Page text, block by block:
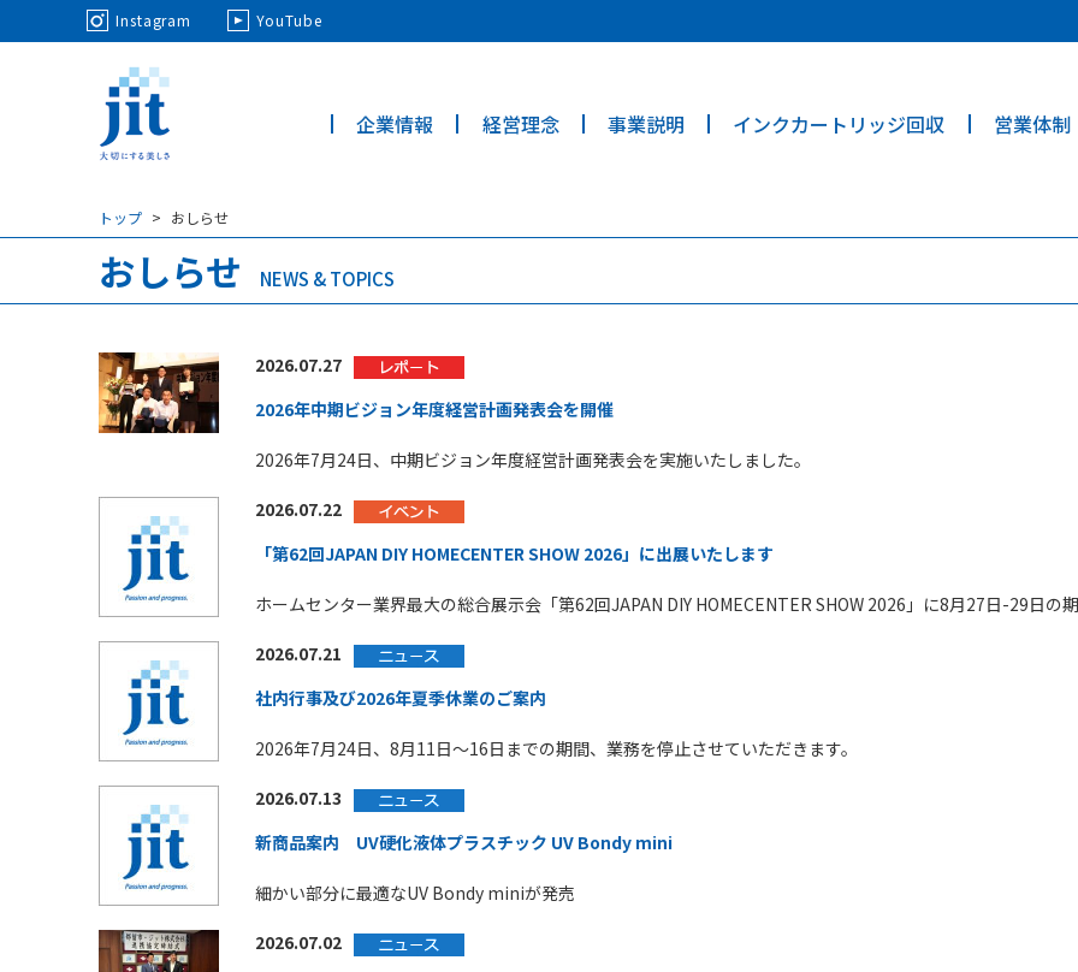
式会社
企業情報 経営理念 事業説明 インクカートリッジ回収 営業体制
Instagram YouTube
トップ おしらせ
おしらせ NEWS & TOPICS
2026.07.27
2026年中期ビジョン年度経営計画発表会を開催
2026年7月24日、中期ビジョン年度経営計画発表会を実施いたしました。
2026.07.22
「第62回JAPAN DIY HOMECENTER SHOW 2026」に出展いたします
ホームセンター業界最大の総合展示会「第62回JAPAN DIY HOMECENTER SHOW 2026」に8月27日-29日の
2026.07.21
社内行事及び2026年夏季休業のご案内
2026年7月24日、8月11日～16日までの期間、業務を停止させていただきます。
2026.07.13
新商品案内 UV硬化液体プラスチック UV Bondy mini
細かい部分に最適なUV Bondy miniが発売
2026.07.02
May we use cookies to track your activities? We take your privacy very seriously. Please see our privacy